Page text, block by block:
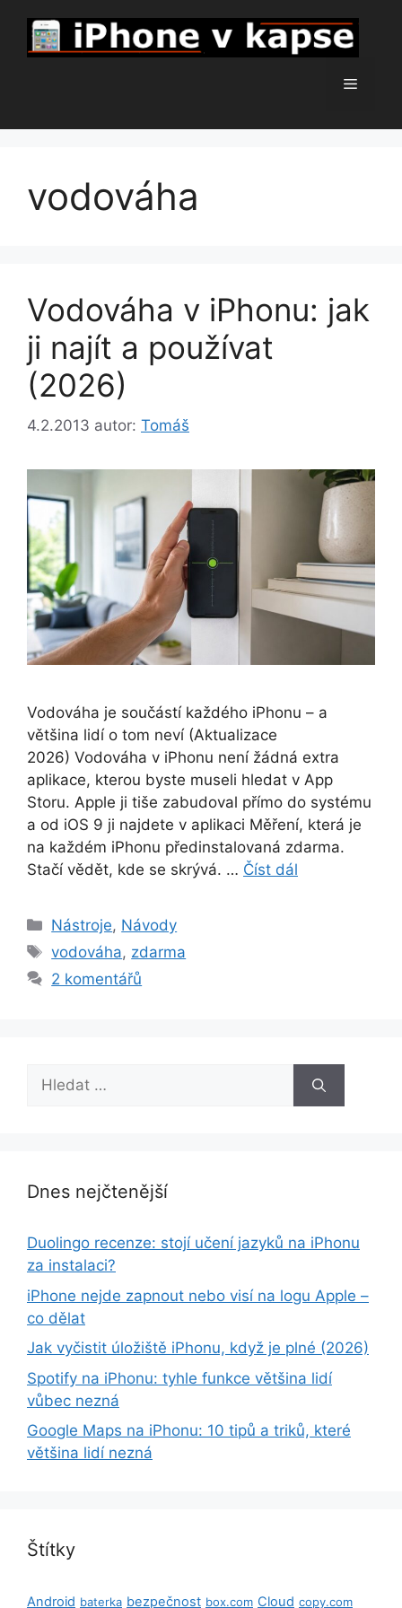
obsah
Menu
vodováha
Vodováha v iPhonu: jak
ji najít a používat
(2026)
4.2.2013 autor: Tomáš
Vodováha je součástí každého iPhonu – a
většina lidí o tom neví (Aktualizace
2026) Vodováha v iPhonu není žádná extra
aplikace, kterou byste museli hledat v App
Storu. Apple ji tiše zabudoval přímo do systému
a od iOS 9 ji najdete v aplikaci Měření, která je
na každém iPhonu předinstalovaná zdarma.
Stačí vědět, kde se skrývá. … Číst dál
Rubriky
Nástroje, Návody
Štítky
vodováha, zdarma
2 komentářů
Hledat:
Dnes nejčtenější
Duolingo recenze: stojí učení jazyků na iPhonu
za instalaci?
iPhone nejde zapnout nebo visí na logu Apple –
co dělat
Jak vyčistit úložiště iPhonu, když je plné (2026)
Spotify na iPhonu: tyhle funkce většina lidí
vůbec nezná
Google Maps na iPhonu: 10 tipů a triků, které
většina lidí nezná
Štítky
Android baterka bezpečnost box.com Cloud copy.com